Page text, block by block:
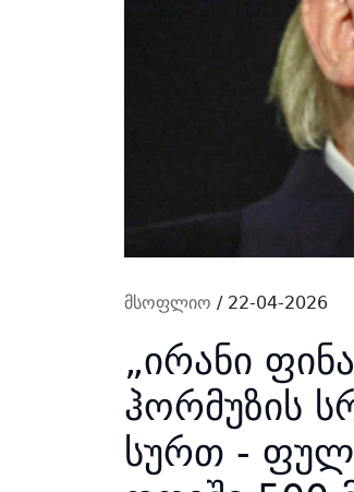
მსოფლიო / 22-04-2026
„ირანი
ჰორმუზის
სურთ -